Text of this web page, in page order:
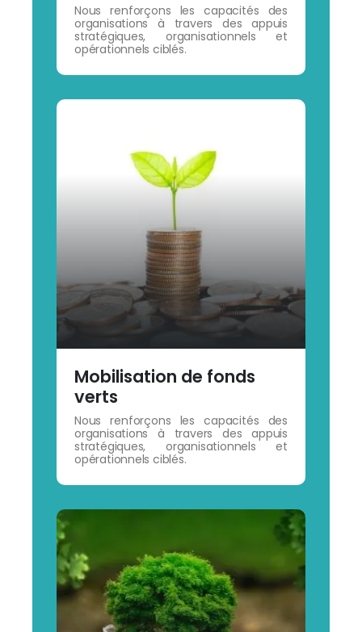
Nous renforçons les capacités des
organisations à travers des appuis
stratégiques, organisationnels et
opérationnels ciblés.
Mobilisation de fonds
verts
Nous renforçons les capacités des
organisations à travers des appuis
stratégiques, organisationnels et
opérationnels ciblés.